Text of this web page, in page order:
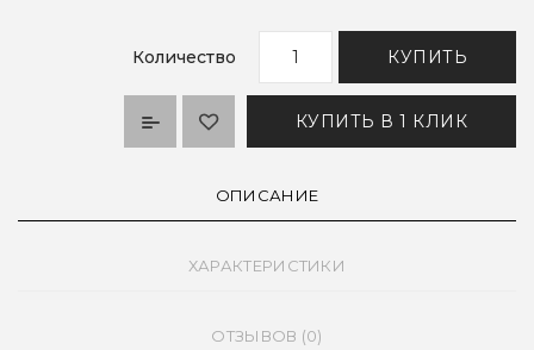
Количество КУПИТЬ
КУПИТЬ В 1 КЛИК
ОПИСАНИЕ
ХАРАКТЕРИСТИКИ
ОТЗЫВОВ (0)